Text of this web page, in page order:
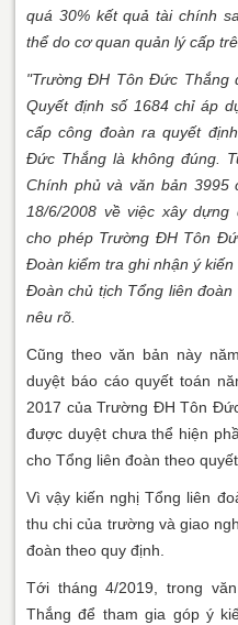
quá 30% kết quả tài chính
thể do cơ quan quản lý cấp
"Trường ĐH Tôn Đức Thắng
Quyết định số 1684 chỉ áp
cấp công đoàn ra quyết
Đức Thắng là không đúng.
Chính phủ và văn bản 3995
18/6/2008 về việc xây
cho phép Trường ĐH Tôn
Đoàn kiểm tra ghi nhận ý
Đoàn chủ tịch Tổng liên
nêu rõ.
Cũng theo văn bản này
duyệt báo cáo quyết toán
2017 của Trường ĐH Tôn
được duyệt chưa thể hiện
cho Tổng liên đoàn theo
Vì vậy kiến nghị Tổng liên
thu chi của trường và giao
đoàn theo quy định.
Tới tháng 4/2019, trong
Thắng để tham gia góp ý